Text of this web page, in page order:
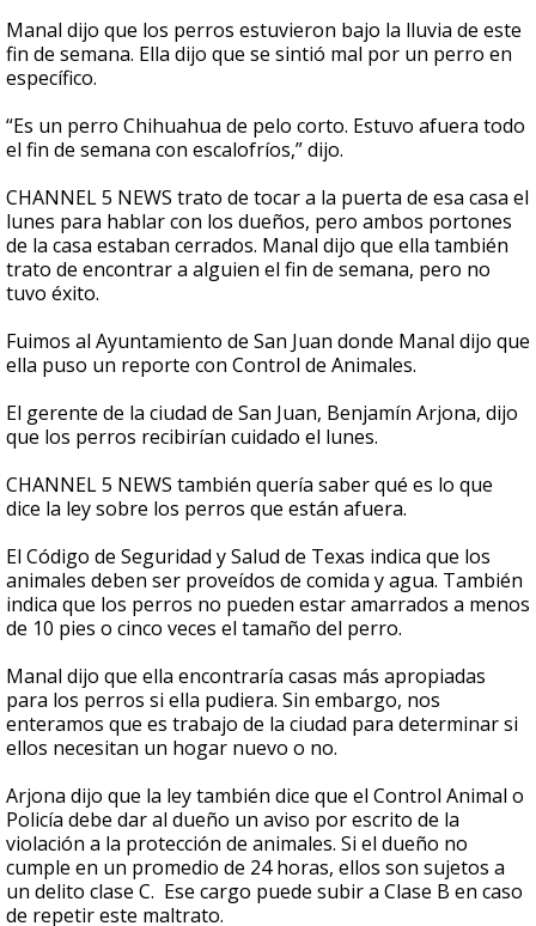
Manal dijo que los perros estuvieron bajo la lluvia de este
fin de semana. Ella dijo que se sintió mal por un perro en
específico.
“Es un perro Chihuahua de pelo corto. Estuvo afuera todo
el fin de semana con escalofríos,” dijo.
CHANNEL 5 NEWS trato de tocar a la puerta de esa casa el
lunes para hablar con los dueños, pero ambos portones
de la casa estaban cerrados. Manal dijo que ella también
trato de encontrar a alguien el fin de semana, pero no
tuvo éxito.
Fuimos al Ayuntamiento de San Juan donde Manal dijo que
ella puso un reporte con Control de Animales.
El gerente de la ciudad de San Juan, Benjamín Arjona, dijo
que los perros recibirían cuidado el lunes.
CHANNEL 5 NEWS también quería saber qué es lo que
dice la ley sobre los perros que están afuera.
El Código de Seguridad y Salud de Texas indica que los
animales deben ser proveídos de comida y agua. También
indica que los perros no pueden estar amarrados a menos
de 10 pies o cinco veces el tamaño del perro.
Manal dijo que ella encontraría casas más apropiadas
para los perros si ella pudiera. Sin embargo, nos
enteramos que es trabajo de la ciudad para determinar si
ellos necesitan un hogar nuevo o no.
Arjona dijo que la ley también dice que el Control Animal o
Policía debe dar al dueño un aviso por escrito de la
violación a la protección de animales. Si el dueño no
cumple en un promedio de 24 horas, ellos son sujetos a
un delito clase C. Ese cargo puede subir a Clase B en caso
de repetir este maltrato.